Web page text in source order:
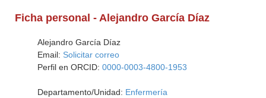
Ficha personal - Alejandro García Díaz
Alejandro García Díaz
Email: Solicitar correo
Perfil en ORCID: 0000-0003-4800-1953
Departamento/Unidad: Enfermería